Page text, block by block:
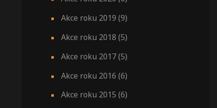
Akce roku 2019 (9)
Akce roku 2018 (5)
Akce roku 2017(5)
Akce roku 2016 (6)
Akce roku 2015 (6)